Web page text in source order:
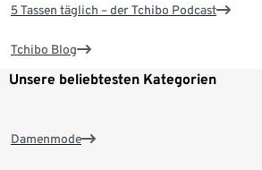
5 Tassen täglich – der Tchibo Podcast
Tchibo Blog
Unsere beliebtesten Kategorien
Damenmode